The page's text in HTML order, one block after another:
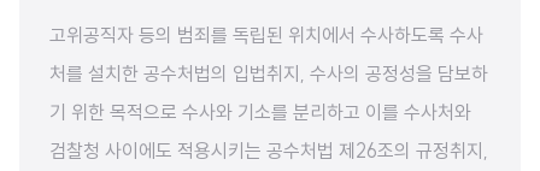
고위공직자 등의 범죄를 독립된 위치에서 수사하도록 수사
처를 설치한 공수처법의 입법취지, 수사의 공정성을 담보하
기 위한 목적으로 수사와 기소를 분리하고 이를 수사처와
검찰청 사이에도 적용시키는 공수처법 제26조의 규정취지,